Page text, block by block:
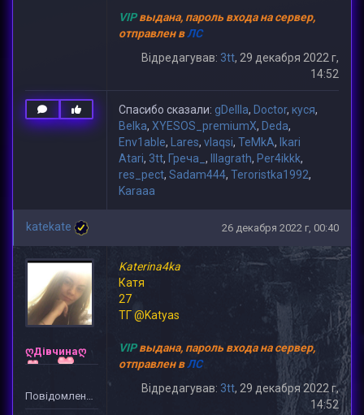
VIPвыдана, пароль входа на сервер,
отправлен вЛС
Відредагував: 3tt, 29 декабря 2022 г,
14:52
Спасибо сказали: gDeIIIa, Doctor, куся,
Belka, XYESOS_premiumX, Deda,
Env1able, Lares, vlaqsi, TeMkA, Ikari
Atari, 3tt, Греча_ , lllagrath, Per4ikkk,
res_pect, Sadam444, Teroristka1992,
Karaaa
katekate 26 декабря 2022 г, 00:40
ღДівчинаღ
Повідомлень: 1
Katerina4ka
Катя
27
ТГ @Katyas
VIPвыдана, пароль входа на сервер,
отправлен вЛС
Відредагував: 3tt, 29 декабря 2022 г,
14:52